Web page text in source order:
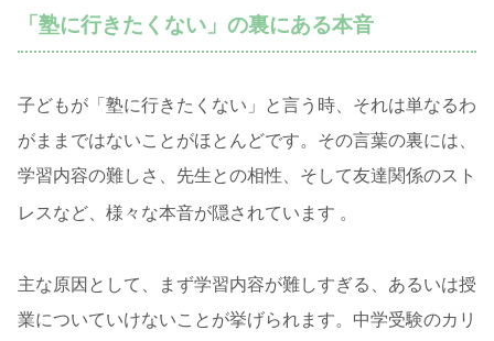
「塾に行きたくない」の裏にある本音
子どもが「塾に行きたくない」と言う時、それは単なるわ
がままではないことがほとんどです。その言葉の裏には、
学習内容の難しさ、先生との相性、そして友達関係のスト
レスなど、様々な本音が隠されています 。
主な原因として、まず学習内容が難しすぎる、あるいは授
業についていけないことが挙げられます。中学受験のカリ